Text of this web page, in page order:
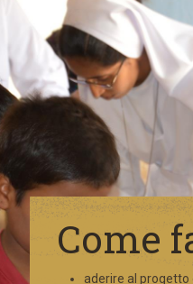
Come
aderire al progetto